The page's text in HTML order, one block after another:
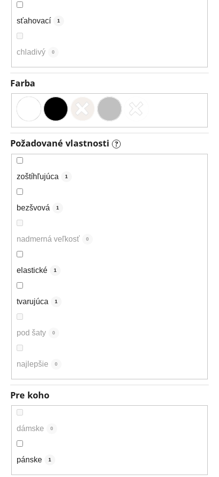
sťahovací 1
chladivý 0
Farba
Požadované vlastnosti ?
zoštíhľujúca 1
bezšvová 1
nadmerná veľkosť 0
elastické 1
tvarujúca 1
pod šaty 0
najlepšie 0
Pre koho
dámske 0
pánske 1